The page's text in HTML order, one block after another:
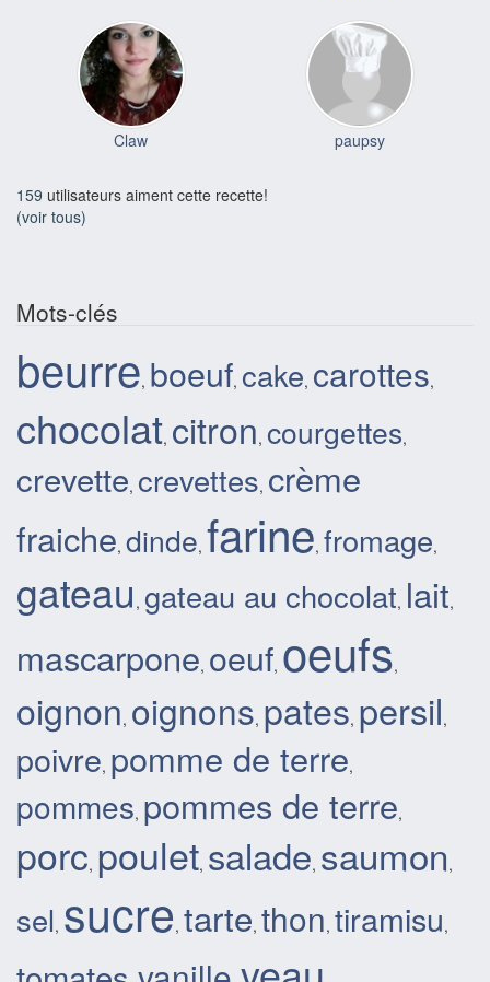
Claw paupsy
159 utilisateurs aiment cette recette!
(voir tous)
Mots-clés
beurre, boeuf, cake, carottes,
chocolat, citron, courgettes,
crevette, crevettes, crème
fraiche, dinde, farine, fromage,
gateau , gateau au chocolat, lait,
mascarpone, oeuf, oeufs,
oignon, oignons, pates, persil,
poivre, pomme de terre,
pommes, pommes de terre,
porc, poulet, salade, saumon,
sel, sucre, tarte, thon, tiramisu,